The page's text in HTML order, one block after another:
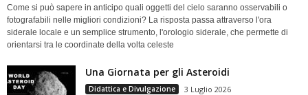
Come si può sapere in anticipo quali oggetti del cielo saranno osservabili o
fotografabili nelle migliori condizioni? La risposta passa attraverso l'ora
siderale locale e un semplice strumento, l'orologio siderale, che permette di
orientarsi tra le coordinate della volta celeste
Una Giornata per gli Asteroidi
Didattica e Divulgazione 3 Luglio 2026